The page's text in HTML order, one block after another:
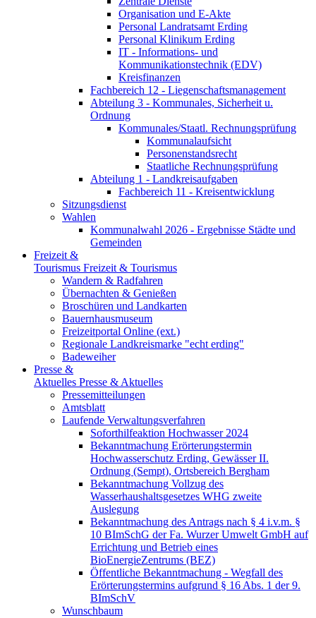
Organisation und E-Akte
Personal Landratsamt Erding
Personal Klinikum Erding
IT - Informations- und
Kommunikationstechnik (EDV)
Kreisfinanzen
Fachbereich 12 - Liegenschaftsmanagement
Abteilung 3 - Kommunales, Sicherheit u.
Ordnung
Kommunales/Staatl. Rechnungsprüfung
Kommunalaufsicht
Personenstandsrecht
Staatliche Rechnungsprüfung
Abteilung 1 - Landkreisaufgaben
Fachbereich 11 - Kreisentwicklung
Sitzungsdienst
Wahlen
Kommunalwahl 2026 - Ergebnisse Städte und
Gemeinden
Freizeit &
Tourismus Freizeit & Tourismus
Wandern & Radfahren
Übernachten & Genießen
Broschüren und Landkarten
Bauernhausmuseum
Freizeitportal Online (ext.)
Regionale Landkreismarke "echt erding"
Badeweiher
Presse &
Aktuelles Presse & Aktuelles
Pressemitteilungen
Amtsblatt
Laufende Verwaltungsverfahren
Soforthilfeaktion Hochwasser 2024
Bekanntmachung Erörterungstermin
Hochwasserschutz Erding, Gewässer II.
Ordnung (Sempt), Ortsbereich Bergham
Bekanntmachung Vollzug des
Wasserhaushaltsgesetzes WHG zweite
Auslegung
Bekanntmachung des Antrags nach § 4 i.v.m. §
10 BImSchG der Fa. Wurzer Umwelt GmbH auf
Errichtung und Betrieb eines
BioEnergieZentrums (BEZ)
Öffentliche Bekanntmachung - Wegfall des
Erörterungstermins aufgrund § 16 Abs. 1 der 9.
BImSchV
Wunschbaum